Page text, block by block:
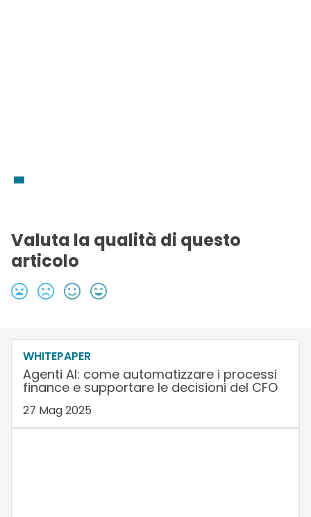
Valuta la qualità di questo
articolo
WHITEPAPER
Agenti AI: come automatizzare i processi
finance e supportare le decisioni del CFO
27 Mag 2025